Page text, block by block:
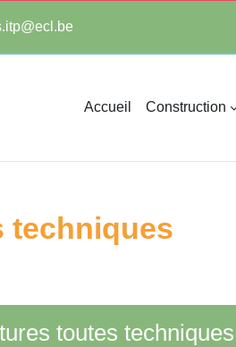
Accueil Construction
techniques
toutes